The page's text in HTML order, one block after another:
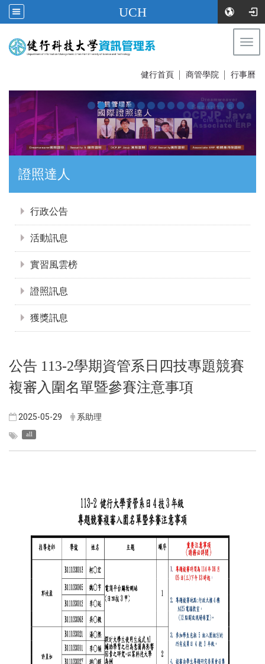
UCH
健行首頁 商管學院 行事曆
證照達人
行政公告
活動訊息
實習風雲榜
證照訊息
獲獎訊息
公告 113-2學期資管系日四技專題競賽
複審入圍名單暨參賽注意事項
2025-05-29 系助理
all